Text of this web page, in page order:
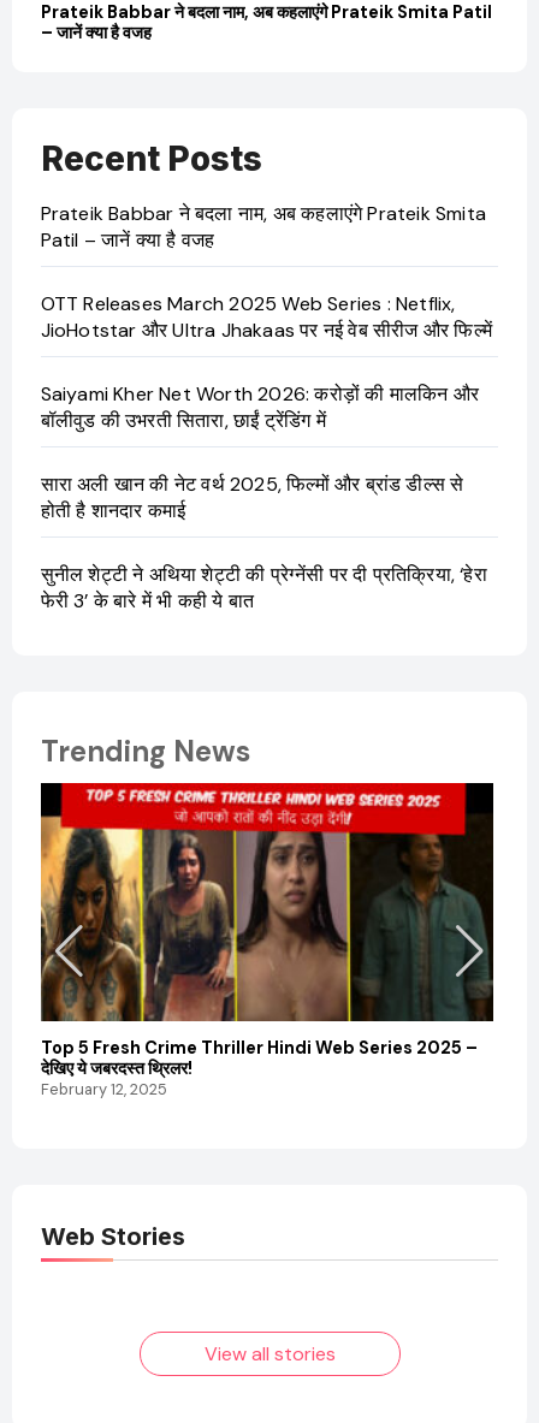
Prateik Babbar ने बदला नाम, अब कहलाएंगे Prateik Smita Patil
– जानें क्या है वजह
Recent Posts
Prateik Babbar ने बदला नाम, अब कहलाएंगे Prateik Smita
Patil – जानें क्या है वजह
OTT Releases March 2025 Web Series : Netflix,
JioHotstar और Ultra Jhakaas पर नई वेब सीरीज और फिल्में
Saiyami Kher Net Worth 2026: करोड़ों की मालकिन और
बॉलीवुड की उभरती सितारा, छाईं ट्रेंडिंग में
सारा अली खान की नेट वर्थ 2025, फिल्मों और ब्रांड डील्स से
होती है शानदार कमाई
सुनील शेट्टी ने अथिया शेट्टी की प्रेग्नेंसी पर दी प्रतिक्रिया, ‘हेरा
फेरी 3’ के बारे में भी कही ये बात
Trending News
Top 5 Fresh Crime Thriller Hindi Web Series 2025 –
देखिए ये जबरदस्त थ्रिलर!
February 12, 2025
Web Stories
Elvish Yadav: एक
आम लड़के से यूट्यूबर
फिल्मों का जादू और उनका
View all stories